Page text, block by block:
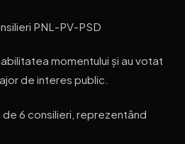
PNL-PV-PSD
momentului și au votat
de interes public.
de 6 consilieri, reprezentând